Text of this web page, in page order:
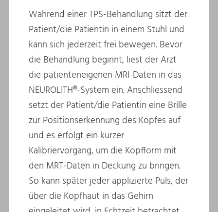
Während einer TPS-Behandlung sitzt der
Patient/die Patientin in einem Stuhl und
kann sich jederzeit frei bewegen. Bevor
die Behandlung beginnt, liest der Arzt
die patienteneigenen MRI-Daten in das
NEUROLITH®-System ein. Anschliessend
setzt der Patient/die Patientin eine Brille
zur Positionserkennung des Kopfes auf
und es erfolgt ein kurzer
Kalibriervorgang, um die Kopfform mit
den MRT-Daten in Deckung zu bringen.
So kann später jeder applizierte Puls, der
über die Kopfhaut in das Gehirn